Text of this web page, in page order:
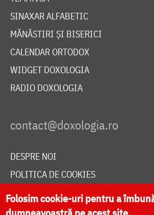
SINAXAR ALFABETIC
MĂNĂSTIRI ȘI BISERICI
CALENDAR ORTODOX
WIDGET DOXOLOGIA
RADIO DOXOLOGIA
DESPRE NOI
POLITICA DE COOKIES
DONEAZĂ ONLINE PENTRU
Folosim cookie-uri pentru a